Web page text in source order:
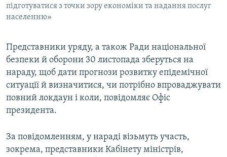
підготуватися з точки зору економіки та надання послуг
населенню»
Представники уряду, а також Ради національної
безпеки й оборони 30 листопада зберуться на
нараду, щоб дати прогнози розвитку епідемічної
ситуації й визначитися, чи потрібно впроваджувати
повний локдаун і коли, повідомляє Офіс
президента.
За повідомленням, у нараді візьмуть участь,
зокрема, представники Кабінету міністрів,